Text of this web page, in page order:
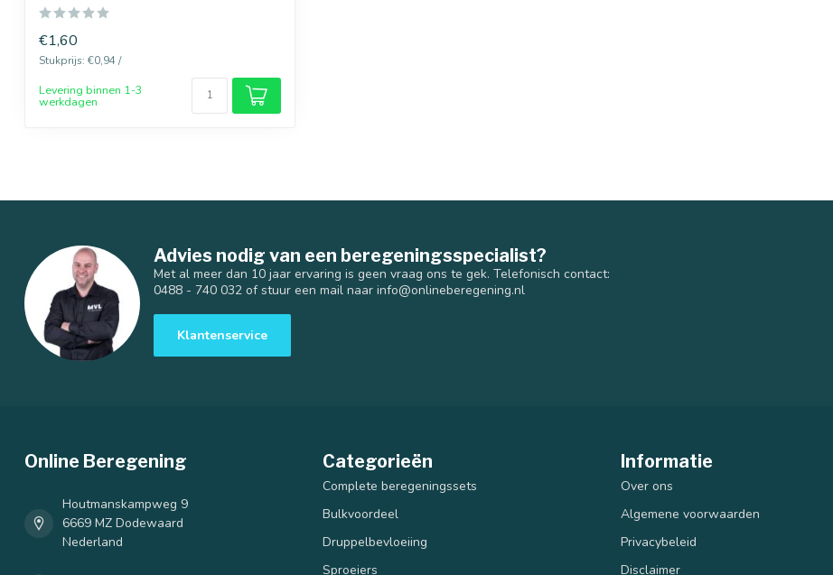
€1,60
Stukprijs: €0,94 /
Levering binnen 1-3
werkdagen
Advies nodig van een beregeningsspecialist?
Met al meer dan 10 jaar ervaring is geen vraag ons te gek. Telefonisch contact:
0488 - 740 032 of stuur een mail naar info@onlineberegening.nl
Klantenservice
Online Beregening
Houtmanskampweg 9
6669 MZ Dodewaard
Nederland
Categorieën
Complete beregeningssets
Bulkvoordeel
Druppelbevloeiing
Sproeiers
Informatie
Over ons
Algemene voorwaarden
Privacybeleid
Disclaimer